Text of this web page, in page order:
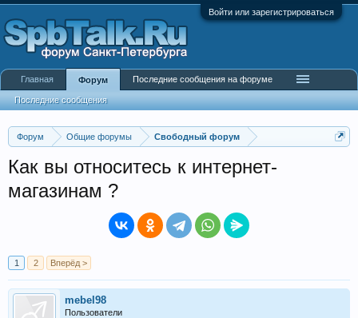
Войти или зарегистрироваться
Форум Общие форумы Свободный форум
Как вы относитесь к интернет-
магазинам ?
1 2 Вперёд >
mebel98
Пользователи
Главная Форум
Последние сообщения
Последние сообщения на форуме